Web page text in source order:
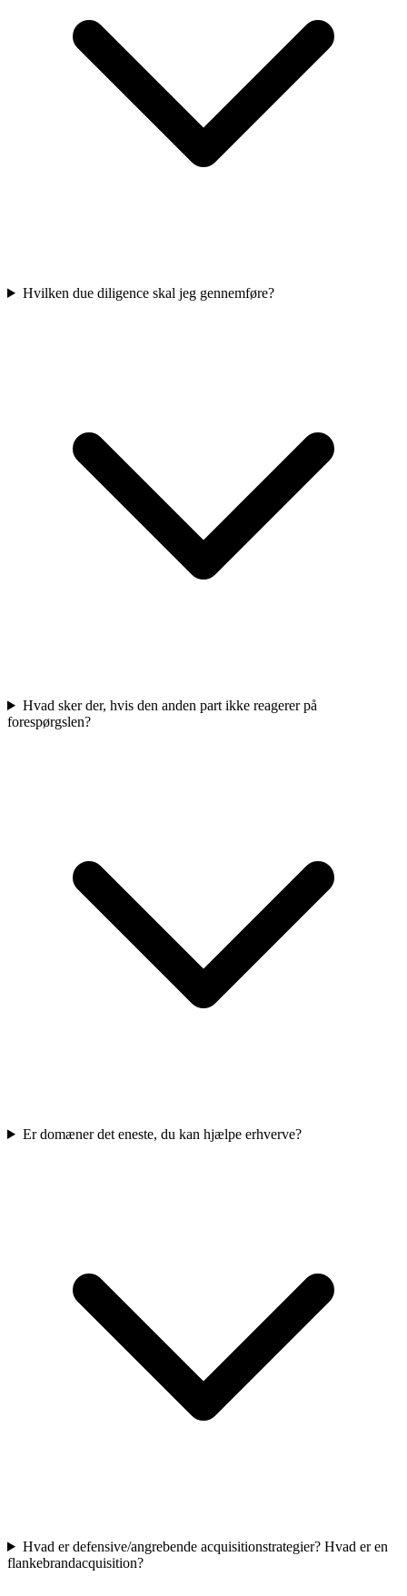
Hvilken due diligence skal jeg gennemføre?
Hvad sker der, hvis den anden part ikke reagerer på
forespørgslen?
Er domæner det eneste, du kan hjælpe erhverve?
Hvad er defensive/angrebende acquisitionstrategier? Hvad er en
flankebrandacquisition?